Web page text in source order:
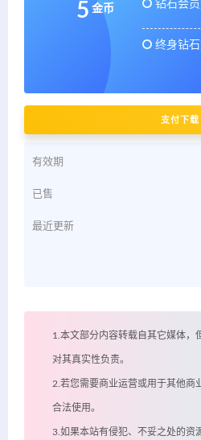
5 金币 钻石会
终身钻
支付下载
有效期
已售
最近更新
1.本文部分内容转载自其它媒体，
对其真实性负责。
2.若您需要商业运营或用于其他商
合法使用。
3.如果本站有侵犯、不妥之处的资